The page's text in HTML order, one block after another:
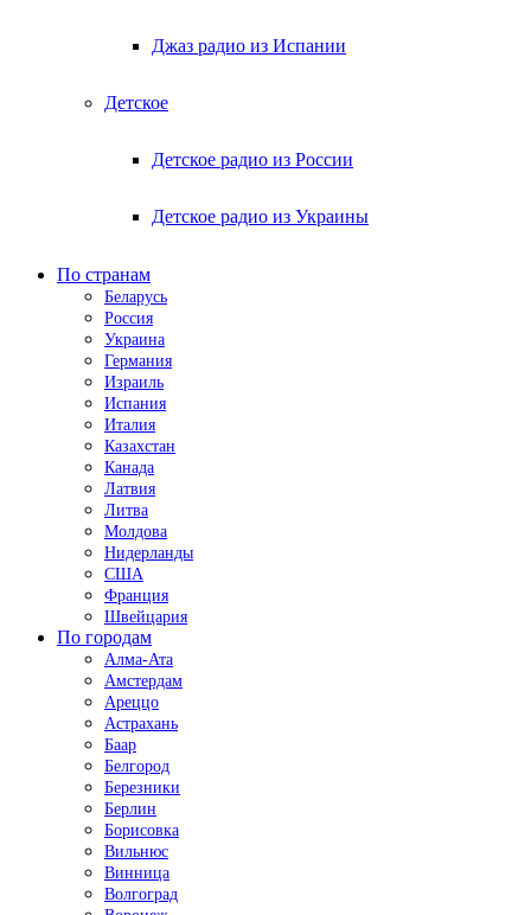
Джаз радио из Испании
Детское
Детское радио из России
Детское радио из Украины
По странам
Беларусь
Россия
Украина
Германия
Израиль
Испания
Италия
Казахстан
Канада
Латвия
Литва
Молдова
Нидерланды
США
Франция
Швейцария
По городам
Алма-Ата
Амстердам
Ареццо
Астрахань
Баар
Белгород
Березники
Берлин
Борисовка
Вильнюс
Винница
Волгоград